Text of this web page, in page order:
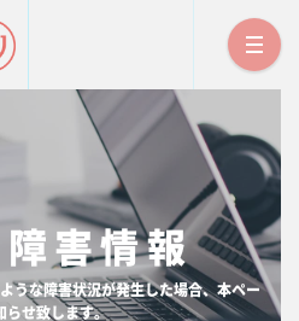
害情報
うな障害状況が発生した場合、本ペー
らせ致します。